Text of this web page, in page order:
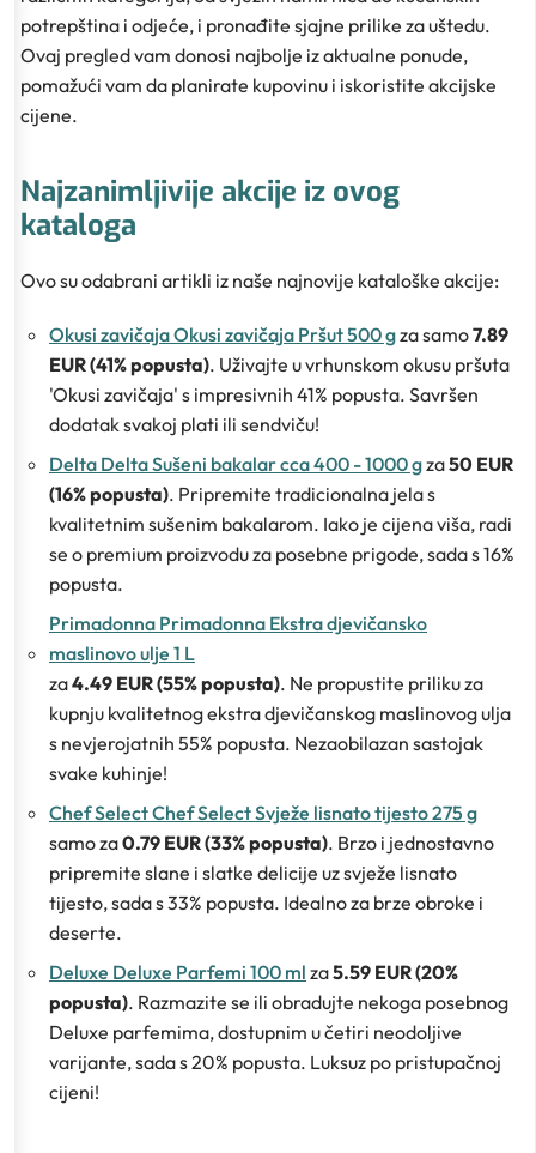
potrepština i odjeće, i pronađite sjajne prilike za uštedu.
Ovaj pregled vam donosi najbolje iz aktualne ponude,
pomažući vam da planirate kupovinu i iskoristite akcijske
cijene.
Najzanimljivije akcije iz ovog
kataloga
Ovo su odabrani artikli iz naše najnovije kataloške akcije:
Okusi zavičaja Okusi zavičaja Pršut 500 gza samo7.89
EUR (41% popusta). Uživajte u vrhunskom okusu pršuta
'Okusi zavičaja' s impresivnih 41% popusta. Savršen
dodatak svakoj plati ili sendviču!
Delta Delta Sušeni bakalar cca 400 - 1000 gza50 EUR
(16% popusta). Pripremite tradicionalna jela s
kvalitetnim sušenim bakalarom. Iako je cijena viša, radi
se o premium proizvodu za posebne prigode, sada s 16%
popusta.
Primadonna Primadonna Ekstra djevičansko
maslinovo ulje 1 L
za4.49 EUR (55% popusta). Ne propustite priliku za
kupnju kvalitetnog ekstra djevičanskog maslinovog ulja
s nevjerojatnih 55% popusta. Nezaobilazan sastojak
svake kuhinje!
Chef Select Chef Select Svježe lisnato tijesto 275 g
samo za0.79 EUR (33% popusta). Brzo i jednostavno
pripremite slane i slatke delicije uz svježe lisnato
tijesto, sada s 33% popusta. Idealno za brze obroke i
deserte.
Deluxe Deluxe Parfemi 100 ml za5.59 EUR (20%
popusta). Razmazite se ili obradujte nekoga posebnog
Deluxe parfemima, dostupnim u četiri neodoljive
varijante, sada s 20% popusta. Luksuz po pristupačnoj
cijeni!